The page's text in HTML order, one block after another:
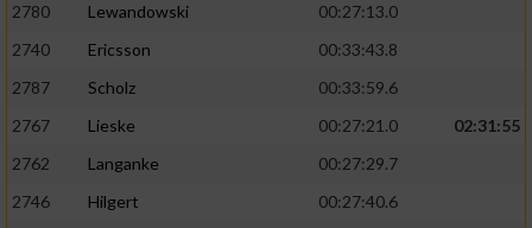
2780
Lewandowski
00:27:13.0
2740
Ericsson
00:33:43.8
2787
Scholz
00:33:59.6
2767
Lieske 00:27:21.0
02:31:55
2762
Langanke
00:27:29.7
2746
Hilgert
00:27:40.6